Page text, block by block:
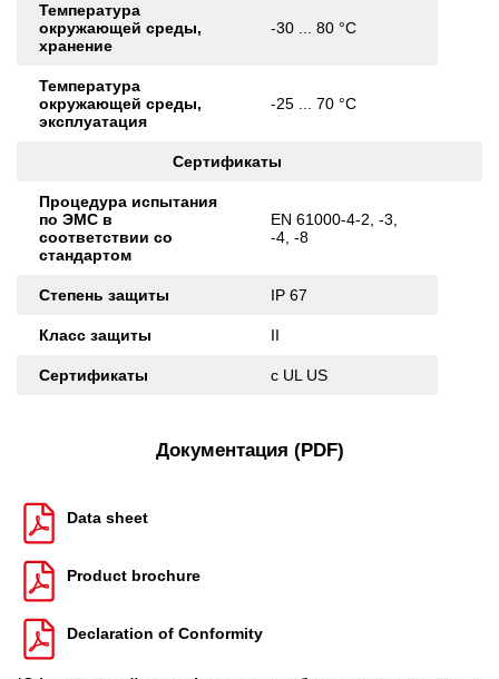
Температура
окружающей среды,
хранение
-30 ... 80 °C
Температура
окружающей среды,
эксплуатация
-25 ... 70 °C
Сертификаты
Процедура испытания
по ЭМС в
соответствии со
стандартом
EN 61000-4-2, -3,
-4, -8
Степень защиты IP 67
Класс защиты II
Сертификаты c UL US
Документация (PDF)
Data sheet
Product brochure
Declaration of Conformity